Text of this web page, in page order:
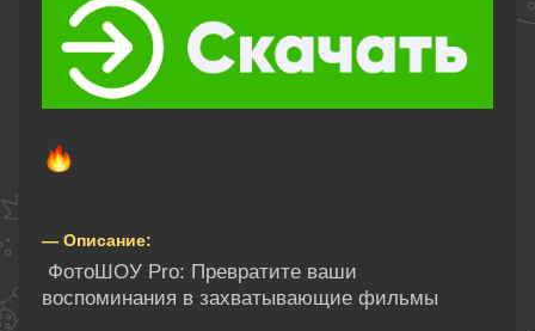
— Описание:
ФотоШОУ Pro: Превратите ваши
воспоминания в захватывающие фильмы